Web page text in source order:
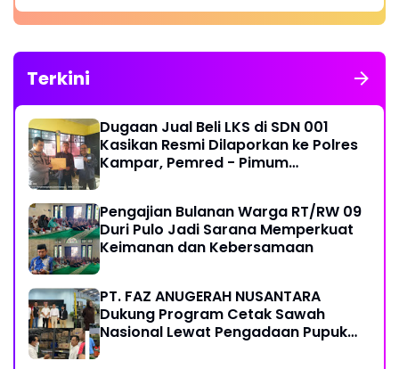
Terkini
Dugaan Jual Beli LKS di SDN 001
Kasikan Resmi Dilaporkan ke Polres
Kampar, Pemred - Pimum
Pengajian Bulanan Warga RT/RW 09
Duri Pulo Jadi Sarana Memperkuat
Keimanan dan Kebersamaan
PT. FAZ ANUGERAH NUSANTARA
Dukung Program Cetak Sawah
Nasional Lewat Pengadaan Pupuk